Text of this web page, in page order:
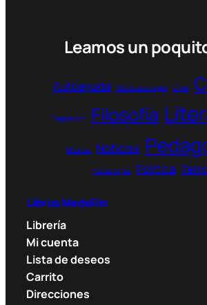
Leamos un
Autoayuda Bibliotecología Cine
Depresión Filosofía
Música Noticias
Personajes Política
Libros Medellín
Librería
Mi cuenta
Lista de deseos
Carrito
Direcciones